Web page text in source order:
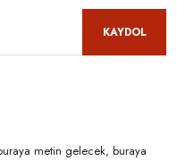
KAYDOL
metin gelecek, buraya